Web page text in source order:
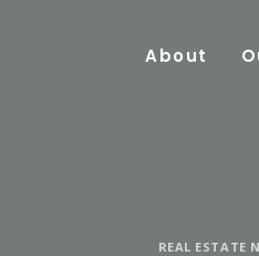
About
REAL ESTATE